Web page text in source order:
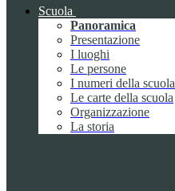
Scuola
Panoramica
Presentazione
I luoghi
Le persone
I numeri della scuola
Le carte della scuola
Organizzazione
La storia